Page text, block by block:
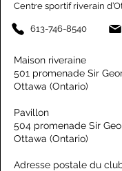
Centre sportif riverain
613-746-8540
Maison riveraine
501 promenade Sir
Ottawa (Ontario)
Pavillon
504 promenade Sir
Ottawa (Ontario)
Adresse postale du